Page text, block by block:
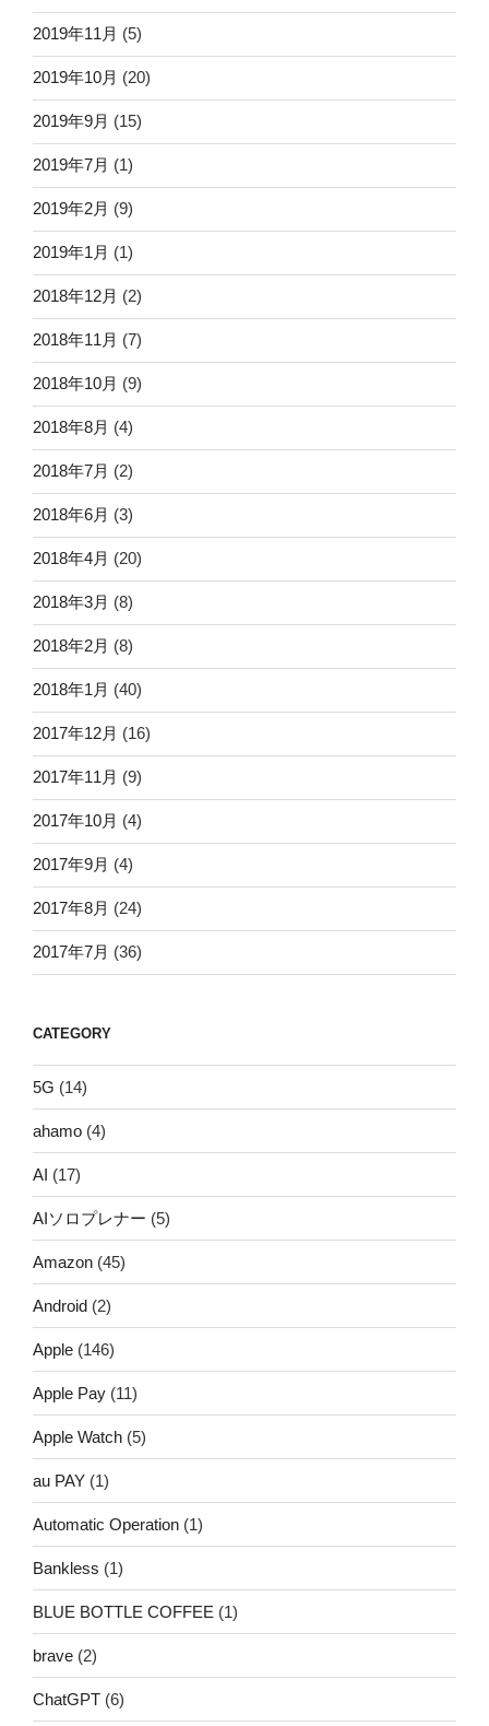
2019年11月 (5)
2019年10月 (20)
2019年9月 (15)
2019年7月 (1)
2019年2月 (9)
2019年1月 (1)
2018年12月 (2)
2018年11月 (7)
2018年10月 (9)
2018年8月 (4)
2018年7月 (2)
2018年6月 (3)
2018年4月 (20)
2018年3月 (8)
2018年2月 (8)
2018年1月 (40)
2017年12月 (16)
2017年11月 (9)
2017年10月 (4)
2017年9月 (4)
2017年8月 (24)
2017年7月 (36)
CATEGORY
5G (14)
ahamo (4)
AI (17)
AIソロプレナー (5)
Amazon (45)
Android (2)
Apple (146)
Apple Pay (11)
Apple Watch (5)
au PAY (1)
Automatic Operation (1)
Bankless (1)
BLUE BOTTLE COFFEE (1)
brave (2)
ChatGPT (6)